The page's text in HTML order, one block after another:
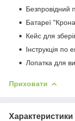
Батареї
Кейс для
Інструкція по
Лопатка для
Приховати
Характеристики